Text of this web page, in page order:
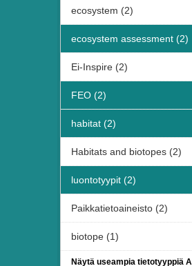
ecosystem (2)
ecosystem assessment (2)
Ei-Inspire (2)
FEO (2)
habitat (2)
Habitats and biotopes (2)
luontotyypit (2)
Paikkatietoaineisto (2)
biotope (1)
Näytä useampia tietotyyppiä